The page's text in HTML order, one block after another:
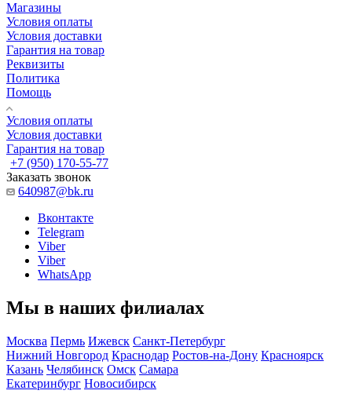
Магазины
Условия оплаты
Условия доставки
Гарантия на товар
Реквизиты
Политика
Помощь
Условия оплаты
Условия доставки
Гарантия на товар
+7 (950) 170-55-77
Заказать звонок
640987@bk.ru
Вконтакте
Telegram
Viber
Viber
WhatsApp
Мы в наших филиалах
Москва Пермь Ижевск Санкт-Петербург
Нижний Новгород Краснодар Ростов-на-Дону Красноярск
Казань Челябинск Омск Самара
Екатеринбург Новосибирск